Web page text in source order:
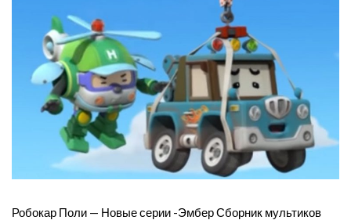
Робокар Поли — Новые серии -Эмбер Сборник мультиков